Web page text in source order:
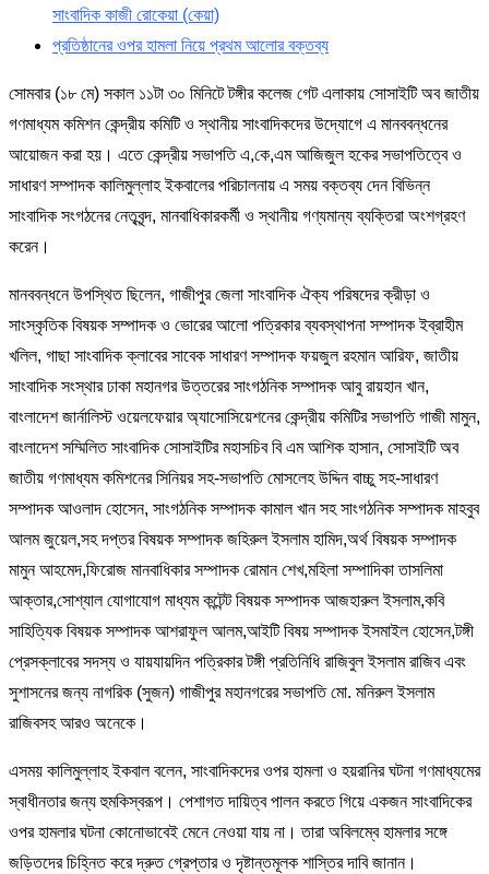
সাংবাদিক কাজী রোকেয়া (কেয়া)
প্রতিষ্ঠানের ওপর হামলা নিয়ে প্রথম আলোর বক্তব্য
সোমবার (১৮ মে) সকাল ১১টা ৩০ মিনিটে টঙ্গীর কলেজ গেট এলাকায় সোসাইটি অব জাতীয়
গণমাধ্যম কমিশন কেন্দ্রীয় কমিটি ও স্থানীয় সাংবাদিকদের উদ্যোগে এ মানববন্ধনের
আয়োজন করা হয়। এতে কেন্দ্রীয় সভাপতি এ,কে,এম আজিজুল হকের সভাপতিত্বে ও
সাধারণ সম্পাদক কালিমুল্লাহ ইকবালের পরিচালনায় এ সময় বক্তব্য দেন বিভিন্ন
সাংবাদিক সংগঠনের নেতৃবৃন্দ, মানবাধিকারকর্মী ও স্থানীয় গণ্যমান্য ব্যক্তিরা অংশগ্রহণ
করেন।
মানববন্ধনে উপস্থিত ছিলেন, গাজীপুর জেলা সাংবাদিক ঐক্য পরিষদের ক্রীড়া ও
সাংস্কৃতিক বিষয়ক সম্পাদক ও ভোরের আলো পত্রিকার ব্যবস্থাপনা সম্পাদক ইব্রাহীম
খলিল, গাছা সাংবাদিক ক্লাবের সাবেক সাধারণ সম্পাদক ফয়জুল রহমান আরিফ, জাতীয়
সাংবাদিক সংস্থার ঢাকা মহানগর উত্তরের সাংগঠনিক সম্পাদক আবু রায়হান খান,
বাংলাদেশ জার্নালিস্ট ওয়েলফেয়ার অ্যাসোসিয়েশনের কেন্দ্রীয় কমিটির সভাপতি গাজী মামুন,
বাংলাদেশ সম্মিলিত সাংবাদিক সোসাইটির মহাসচিব বি এম আশিক হাসান, সোসাইটি অব
জাতীয় গণমাধ্যম কমিশনের সিনিয়র সহ-সভাপতি মোসলেহ উদ্দিন বাচ্চু সহ-সাধারণ
সম্পাদক আওলাদ হোসেন, সাংগঠনিক সম্পাদক কামাল খান সহ সাংগঠনিক সম্পাদক মাহবুব
আলম জুয়েল,সহ দপ্তর বিষয়ক সম্পাদক জহিরুল ইসলাম হামিদ,অর্থ বিষয়ক সম্পাদক
মামুন আহমেদ,ফিরোজ মানবাধিকার সম্পাদক রোমান শেখ,মহিলা সম্পাদিকা তাসলিমা
আক্তার,সোশ্যাল যোগাযোগ মাধ্যম কন্টেন্ট বিষয়ক সম্পাদক আজহারুল ইসলাম,কবি
সাহিত্যিক বিষয়ক সম্পাদক আশরাফুল আলম,আইটি বিষয় সম্পাদক ইসমাইল হোসেন,টঙ্গী
প্রেসক্লাবের সদস্য ও যায়যায়দিন পত্রিকার টঙ্গী প্রতিনিধি রাজিবুল ইসলাম রাজিব এবং
সুশাসনের জন্য নাগরিক (সুজন) গাজীপুর মহানগরের সভাপতি মো. মনিরুল ইসলাম
রাজিবসহ আরও অনেকে।
এসময় কালিমুল্লাহ ইকবাল বলেন, সাংবাদিকদের ওপর হামলা ও হয়রানির ঘটনা গণমাধ্যমের
স্বাধীনতার জন্য হুমকিস্বরূপ। পেশাগত দায়িত্ব পালন করতে গিয়ে একজন সাংবাদিকের
ওপর হামলার ঘটনা কোনোভাবেই মেনে নেওয়া যায় না। তারা অবিলম্বে হামলার সঙ্গে
জড়িতদের চিহ্নিত করে দ্রুত গ্রেপ্তার ও দৃষ্টান্তমূলক শাস্তির দাবি জানান।